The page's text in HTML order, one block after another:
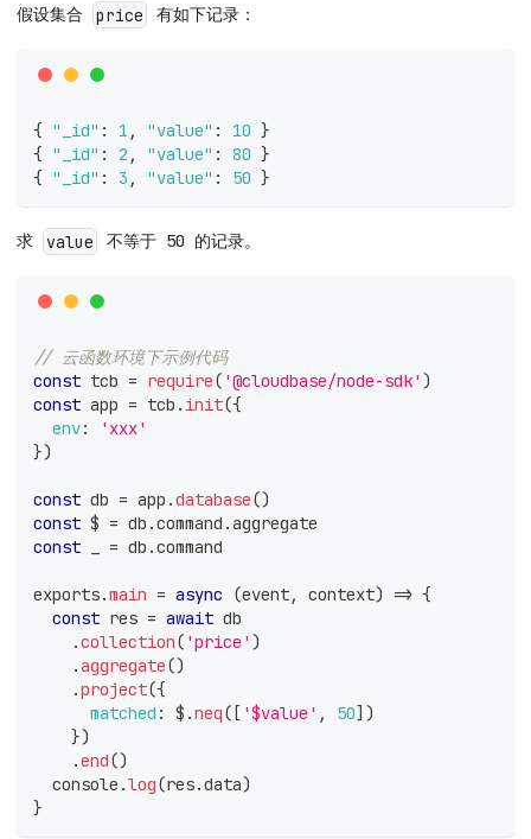
假设集合 price 有如下记录：
{ "_id" : 1 , "value" : 10 }
{ "_id" : 2 , "value" : 80 }
{ "_id" : 3 , "value" : 50 }
求 value 不等于 50 的记录。
// 云函数环境下示例代码
const tcb = require( '@cloudbase/node-sdk' )
const app = tcb . init({
env:
'xxx'
})
const db = app .database()
const $ = db .command .aggregate
const
= db .command
exports.main = async (event, context) => {
const res = await db
.collection( 'price' )
.aggregate()
.project({
matched : $ .neq( [ '$value' , 50] )
})
.end()
console .log(res.data)
}